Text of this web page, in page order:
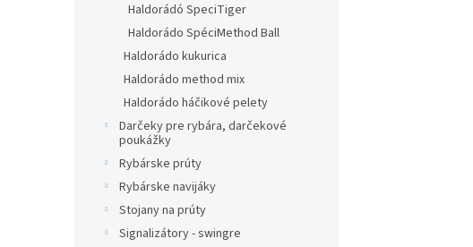
Haldorádó SpeciTiger
Haldorádo SpéciMethod Ball
Haldorádo kukurica
Haldorádo method mix
Haldorádo háčikové pelety
Darčeky pre rybára, darčekové
poukážky
Rybárske prúty
Rybárske navijáky
Stojany na prúty
Signalizátory - swingre